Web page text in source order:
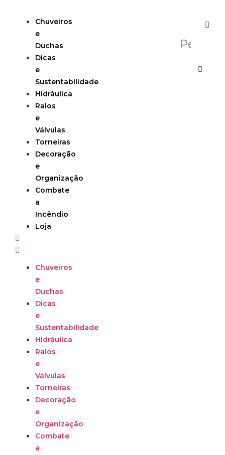
Chuveiros
e
Duchas
Dicas
e
Sustentabilidade
Hidráulica
Ralos
e
Válvulas
Torneiras
Decoração
e
Organização
Combate
a
Incêndio
Loja
Chuveiros
e
Duchas
Dicas
e
Sustentabilidade
Hidráulica
Ralos
e
Válvulas
Torneiras
Decoração
e
Organização
Combate
a